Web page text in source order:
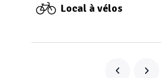
Local à vélos